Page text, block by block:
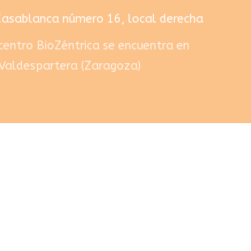
número 16, local derecha
BioZéntrica se encuentra en
(Zaragoza)